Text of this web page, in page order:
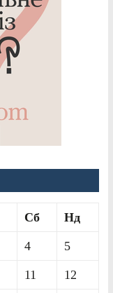
Сб Нд
4 5
11 12